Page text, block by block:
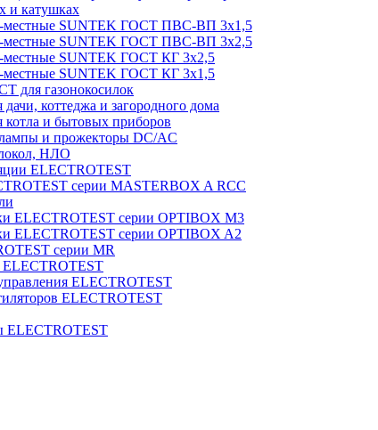
и катушках
местные SUNTEK ГОСТ ПВС-ВП 3х1,5
местные SUNTEK ГОСТ ПВС-ВП 3х2,5
местные SUNTEK ГОСТ КГ 3х2,5
местные SUNTEK ГОСТ КГ 3х1,5
для газонокосилок
коттеджа и загородного дома
котла и бытовых приборов
и прожекторы DC/AC
НЛО
ELECTROTEST
серии MASTERBOX A RCC
ELECTROTEST серии OPTIBOX M3
ELECTROTEST серии OPTIBOX A2
серии MR
ELECTROTEST
ELECTROTEST
ELECTROTEST
ELECTROTEST